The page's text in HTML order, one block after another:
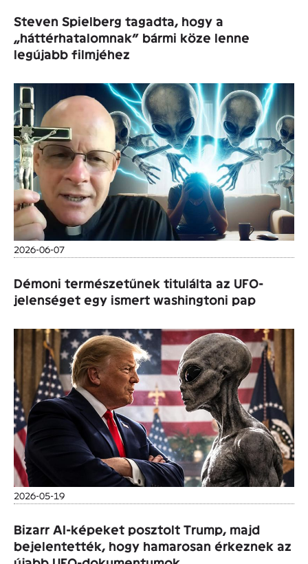
Steven Spielberg tagadta, hogy a
„háttérhatalomnak” bármi köze lenne
legújabb filmjéhez
2026-06-07
Démoni természetűnek titulálta az UFO-
jelenséget egy ismert washingtoni pap
2026-05-19
Bizarr AI-képeket posztolt Trump, majd
bejelentették, hogy hamarosan érkeznek az